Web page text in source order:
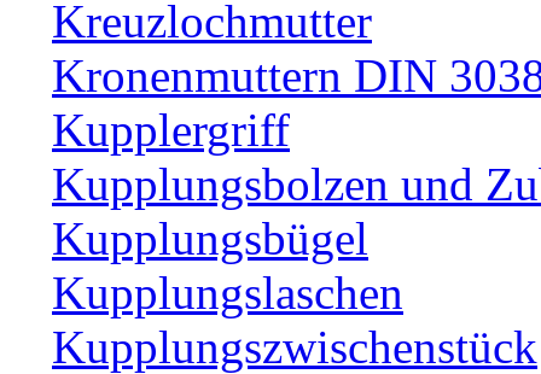
Kreuzlochmutter
Kronenmuttern DIN
Kupplergriff
Kupplungsbolzen und
Kupplungsbügel
Kupplungslaschen
Kupplungszwischenstück